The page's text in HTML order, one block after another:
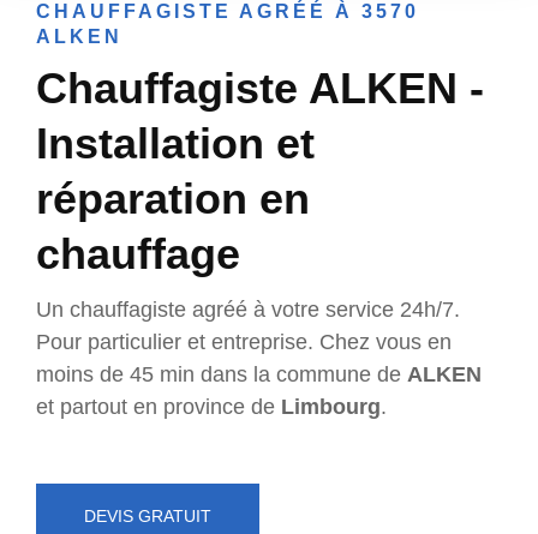
CHAUFFAGISTE AGRÉÉ À 3570
ALKEN
Chauffagiste ALKEN -
Installation et
réparation en
chauffage
Un chauffagiste agréé à votre service 24h/7.
Pour particulier et entreprise. Chez vous en
moins de 45 min dans la commune de ALKEN
et partout en province de Limbourg.
DEVIS GRATUIT